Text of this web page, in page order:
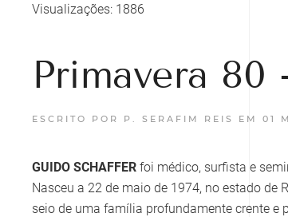
Visualizações: 1886
Primavera 80
ESCRITO POR P. SERAFIM REIS EM 01
GUIDO SCHAFFER foi médico, surfista e
Nasceu a 22 de maio de 1974, no estado de
seio de uma família profundamente crente e